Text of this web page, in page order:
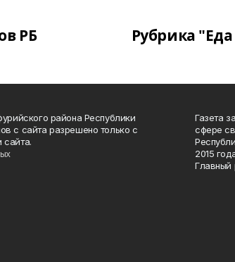
РБ Рубрика
района Республики
с сайта разрешено только с
сайта.
Газета
сфере
2015
Главный